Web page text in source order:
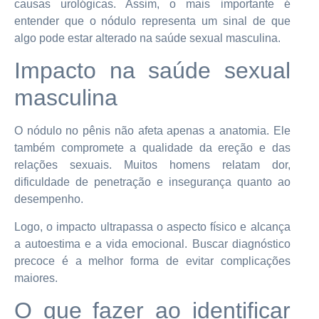
causas urológicas. Assim, o mais importante é
entender que o nódulo representa um sinal de que
algo pode estar alterado na saúde sexual masculina.
Impacto na saúde sexual
masculina
O nódulo no pênis não afeta apenas a anatomia. Ele
também compromete a qualidade da ereção e das
relações sexuais. Muitos homens relatam dor,
dificuldade de penetração e insegurança quanto ao
desempenho.
Logo, o impacto ultrapassa o aspecto físico e alcança
a autoestima e a vida emocional. Buscar diagnóstico
precoce é a melhor forma de evitar complicações
maiores.
O que fazer ao identificar